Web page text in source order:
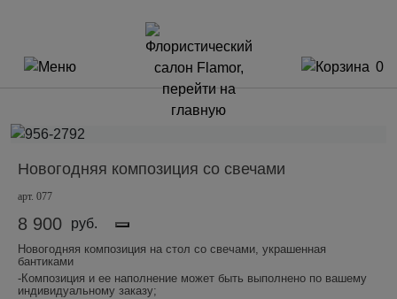
0
Новогодняя композиция со свечами
арт. 077
Новогодняя композиция на стол со свечами, украшенная
бантиками
-Композиция и ее наполнение может быть выполнено по вашему
индивидуальному заказу;
8 900 руб.